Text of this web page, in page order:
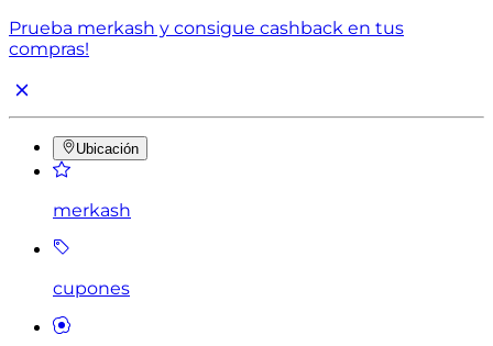
Prueba merkash y consigue cashback en tus
compras!
Ubicación
merkash
cupones